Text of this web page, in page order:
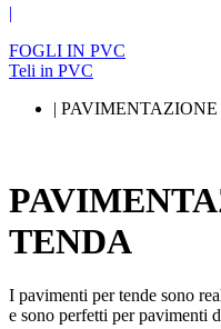
|
FOGLI IN PVC
Teli in PVC
|
TENDA
I pavimenti per tende sono
e sono perfetti per pavimenti